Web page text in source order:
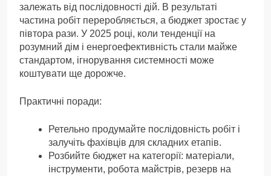
залежать від послідовності дій. В результаті
частина робіт переробляється, а бюджет зростає у
півтора рази. У 2025 році, коли тенденції на
розумний дім і енергоефективність стали майже
стандартом, ігнорування системності може
коштувати ще дорожче.
Практичні поради:
Ретельно продумайте послідовність робіт і
залучіть фахівців для складних етапів.
Розбийте бюджет на категорії: матеріали,
інструменти, робота майстрів, резерв на